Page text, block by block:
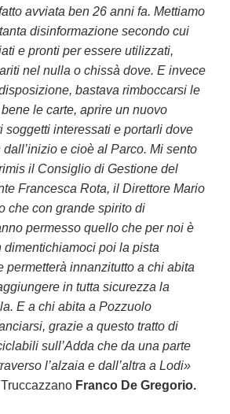
avviata ben 26 anni fa. Mettiamo
disinformazione secondo cui
e pronti per essere utilizzati,
nel nulla o chissà dove. E invece
bastava rimboccarsi le
le carte, aprire un nuovo
soggetti interessati e portarli dove
e cioè al Parco. Mi sento
il Consiglio di Gestione del
Francesca Rota, il Direttore Mario
che con grande spirito di
permesso quello che per noi è
dimentichiamoci poi la pista
permetterà innanzitutto a chi abita
in tutta sicurezza la
E a chi abita a Pozzuolo
grazie a questo tratto di
sull’Adda che da una parte
l’alzaia e dall’altra a Lodi»
Franco De Gregorio.